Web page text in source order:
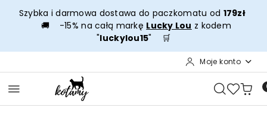
Przejdź do treści głównej
Przejdź do wyszukiwarki
Przejdź do moje konto
Przejdź do menu głównego
Przejdź do stopki
Szybka i darmowa dostawa do paczkomatu od 179zł
🚚 -15% na całą markę Lucky Lou z kodem
"luckylou15" 🛒
Moje konto